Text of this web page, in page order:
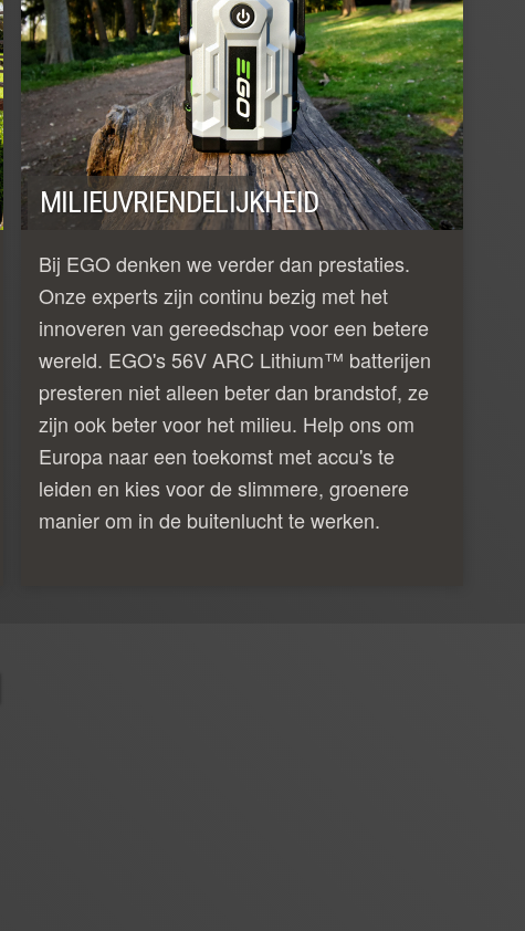
MILIEUVRIENDELIJKHEID
Bij EGO denken we verder dan prestaties.
Onze experts zijn continu bezig met het
innoveren van gereedschap voor een betere
wereld. EGO's 56V ARC Lithium™ batterijen
presteren niet alleen beter dan brandstof, ze
zijn ook beter voor het milieu. Help ons om
Europa naar een toekomst met accu's te
leiden en kies voor de slimmere, groenere
manier om in de buitenlucht te werken.